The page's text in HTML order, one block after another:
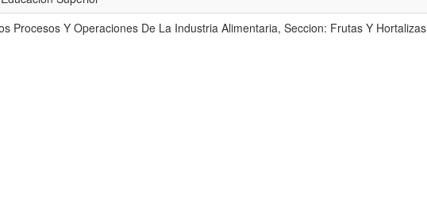
Procesos Y Operaciones De La Industria Alimentaria, Seccion: Frutas Y Hortalizas